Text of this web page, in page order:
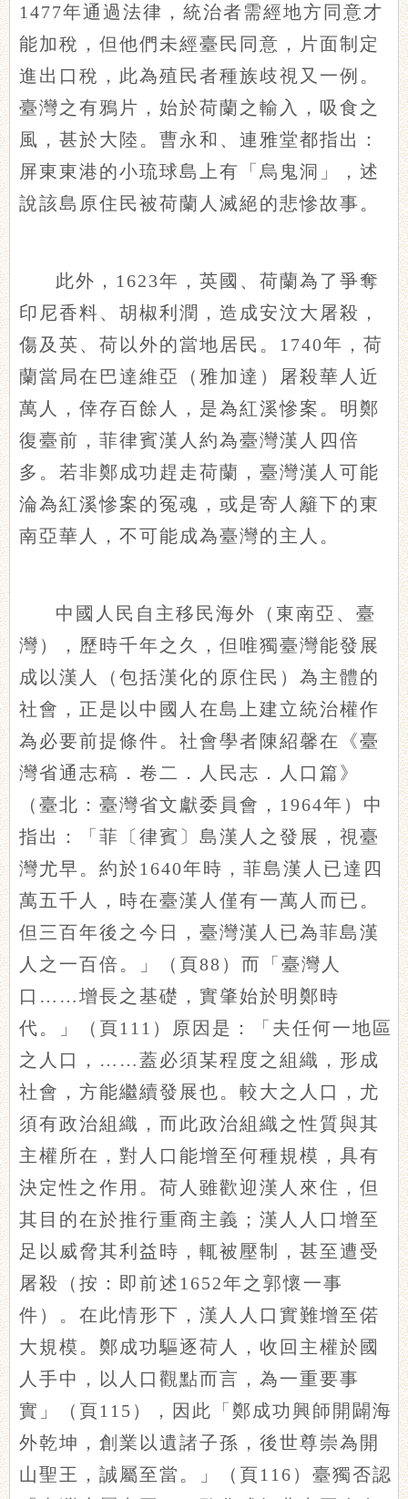
1477年通過法律，統治者需經地方同意才
能加稅，但他們未經臺民同意，片面制定
進出口稅，此為殖民者種族歧視又一例。
臺灣之有鴉片，始於荷蘭之輸入，吸食之
風，甚於大陸。曹永和、連雅堂都指出：
屏東東港的小琉球島上有「烏鬼洞」，述
說該島原住民被荷蘭人滅絕的悲慘故事。
此外，1623年，英國、荷蘭為了爭奪
印尼香料、胡椒利潤，造成安汶大屠殺，
傷及英、荷以外的當地居民。1740年，荷
蘭當局在巴達維亞（雅加達）屠殺華人近
萬人，倖存百餘人，是為紅溪慘案。明鄭
復臺前，菲律賓漢人約為臺灣漢人四倍
多。若非鄭成功趕走荷蘭，臺灣漢人可能
淪為紅溪慘案的冤魂，或是寄人籬下的東
南亞華人，不可能成為臺灣的主人。
中國人民自主移民海外（東南亞、臺
灣），歷時千年之久，但唯獨臺灣能發展
成以漢人（包括漢化的原住民）為主體的
社會，正是以中國人在島上建立統治權作
為必要前提條件。社會學者陳紹馨在《臺
灣省通志稿．卷二．人民志．人口篇》
（臺北：臺灣省文獻委員會，1964年）中
指出：「菲〔律賓〕島漢人之發展，視臺
灣尤早。約於1640年時，菲島漢人已達四
萬五千人，時在臺漢人僅有一萬人而已。
但三百年後之今日，臺灣漢人已為菲島漢
人之一百倍。」（頁88）而「臺灣人
口……增長之基礎，實肇始於明鄭時
代。」（頁111）原因是：「夫任何一地區
之人口，……蓋必須某程度之組織，形成
社會，方能繼續發展也。較大之人口，尤
須有政治組織，而此政治組織之性質與其
主權所在，對人口能增至何種規模，具有
決定性之作用。荷人雖歡迎漢人來住，但
其目的在於推行重商主義；漢人人口增至
足以威脅其利益時，輒被壓制，甚至遭受
屠殺（按：即前述1652年之郭懷一事
件）。在此情形下，漢人人口實難增至偌
大規模。鄭成功驅逐荷人，收回主權於國
人手中，以人口觀點而言，為一重要事
實」（頁115），因此「鄭成功興師開闢海
外乾坤，創業以遺諸子孫，後世尊崇為開
山聖王，誠屬至當。」（頁116）臺獨否認